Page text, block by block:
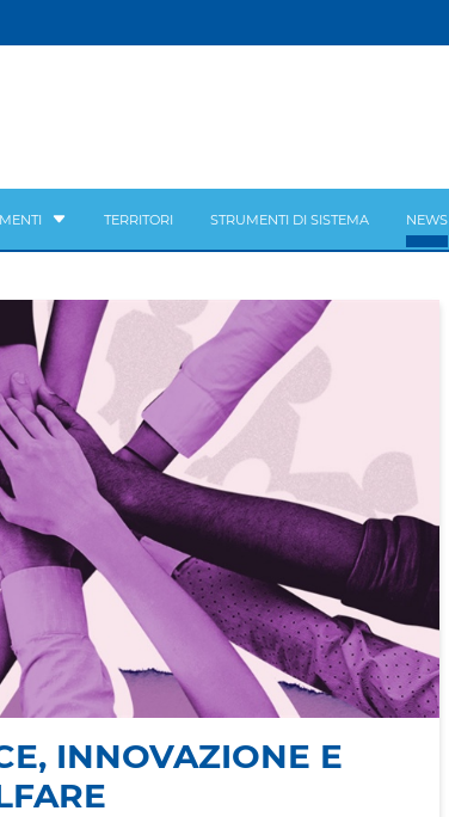
TERRITORI STRUMENTI DI SISTEMA NEWS
INNOVAZIONE E